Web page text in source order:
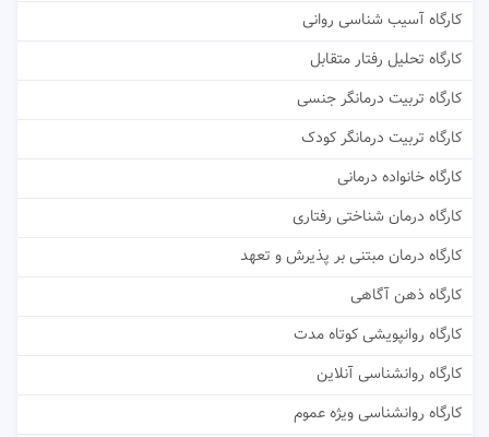
کارگاه آسیب شناسی روانی
کارگاه تحلیل رفتار متقابل
کارگاه تربیت درمانگر جنسی
کارگاه تربیت درمانگر کودک
کارگاه خانواده درمانی
کارگاه درمان شناختی رفتاری
کارگاه درمان مبتنی بر پذیرش و تعهد
کارگاه ذهن آگاهی
کارگاه روانپویشی کوتاه مدت
کارگاه روانشناسی آنلاین
کارگاه روانشناسی ویژه عموم